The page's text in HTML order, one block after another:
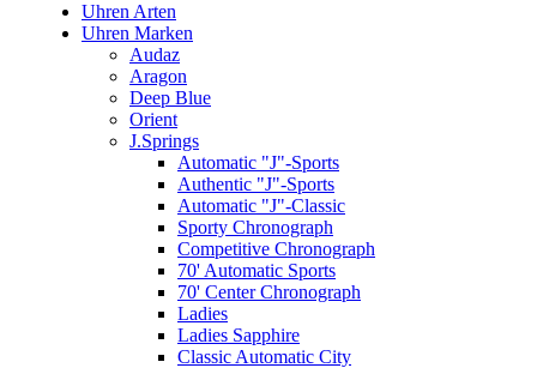
Uhren Arten
Uhren Marken
Audaz
Aragon
Deep Blue
Orient
J.Springs
Automatic "J"-Sports
Authentic "J"-Sports
Automatic "J"-Classic
Sporty Chronograph
Competitive Chronograph
70' Automatic Sports
70' Center Chronograph
Ladies
Ladies Sapphire
Classic Automatic City